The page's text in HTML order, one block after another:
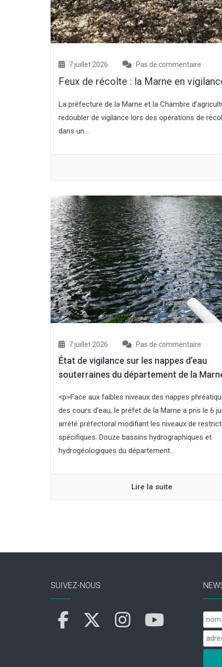
7 juillet 2026 Pas de commentaire
Feux de récolte : la Marne en
La préfecture de la Marne et la Chambre
redoubler de vigilance lors des opérations de
dans un...
7 juillet 2026 Pas de commentaire
État de vigilance sur les nappes d’eau
souterraines du département de la
<p>Face aux faibles niveaux des nappes
des cours d’eau, le préfet de la Marne a pris le 6
arrêté préfectoral modifiant les niveaux de
spécifiques. Douze bassins hydrographiques et
hydrogéologiques du département...
Lire la suite
SUIVEZ-NOUS